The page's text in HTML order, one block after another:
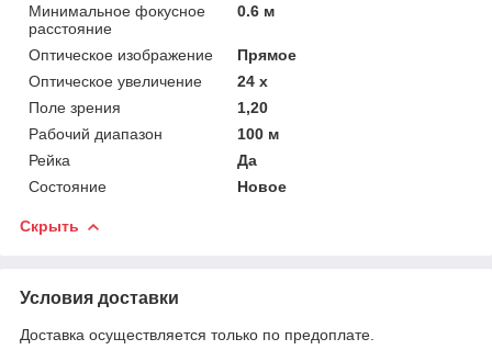
Минимальное фокусное
расстояние
0.6 м
Оптическое изображение
Прямое
Оптическое увеличение
24 х
Поле зрения
1,20
Рабочий диапазон
100 м
Рейка
Да
Состояние
Новое
Скрыть
Условия доставки
Доставка осуществляется только по предоплате.